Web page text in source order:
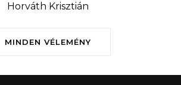
MINDEN VÉLEMÉNY
Horváth Krisztián